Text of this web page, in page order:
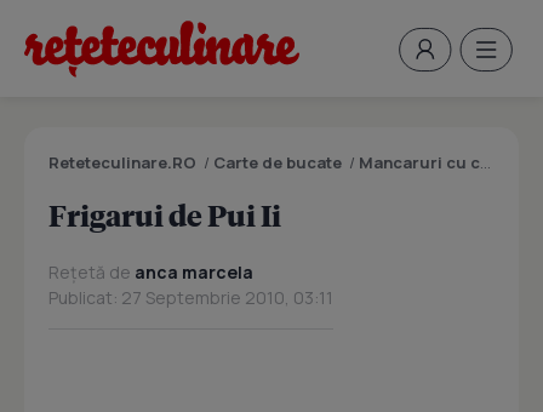
Reteteculinare.RO / Carte de bucate / Mancaruri cu carne
Frigarui de Pui Ii
Rețetă de anca marcela
Publicat: 27 Septembrie 2010, 03:11